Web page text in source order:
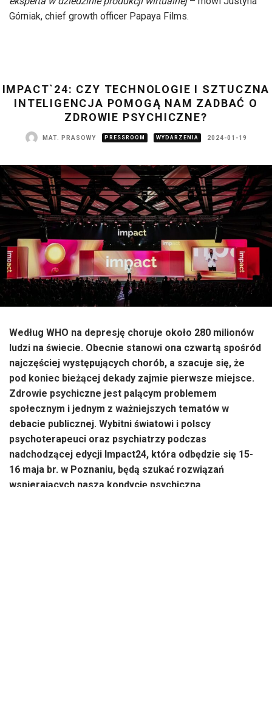
Górniak, chief growth officer Papaya Films.
IMPACT`24: CZY TECHNOLOGIE I SZTUCZNA
INTELIGENCJA POMOGĄ NAM ZADBAĆ O
ZDROWIE PSYCHICZNE?
MAT. PRASOWY PRESSROOM WYDARZENIA 2024-01-19
Według WHO na depresję choruje około 280 milionów
ludzi na świecie. Obecnie stanowi ona czwartą spośród
najczęściej występujących chorób, a szacuje się, że
pod koniec bieżącej dekady zajmie pierwsze miejsce.
Zdrowie psychiczne jest palącym problemem
społecznym i jednym z ważniejszych tematów w
debacie publicznej. Wybitni światowi i polscy
psychoterapeuci oraz psychiatrzy podczas
nadchodzącej edycji Impact24, która odbędzie się 15-
16 maja br. w Poznaniu, będą szukać rozwiązań
wspierających naszą kondycję psychiczną.